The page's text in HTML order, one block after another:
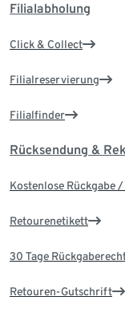
Filialabholung
Click & Collect
Filialreservierung
Filialfinder
Rücksendung &
Kostenlose Rückgabe
Retourenetikett
30 Tage
Retouren-Gutschrift